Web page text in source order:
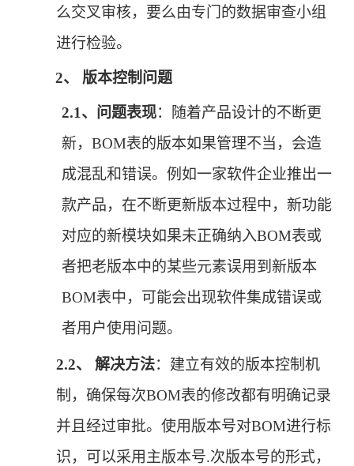
么交叉审核，要么由专门的数据审查小组
进行检验。
2、 版本控制问题
2.1、 问题表现：随着产品设计的不断更
新，BOM表的版本如果管理不当，会造
成混乱和错误。例如一家软件企业推出一
款产品，在不断更新版本过程中，新功能
对应的新模块如果未正确纳入BOM表或
者把老版本中的某些元素误用到新版本
BOM表中，可能会出现软件集成错误或
者用户使用问题。
2.2、解决方法：建立有效的版本控制机
制，确保每次BOM表的修改都有明确记录
并且经过审批。使用版本号对BOM进行标
识，可以采用主版本号.次版本号的形式，